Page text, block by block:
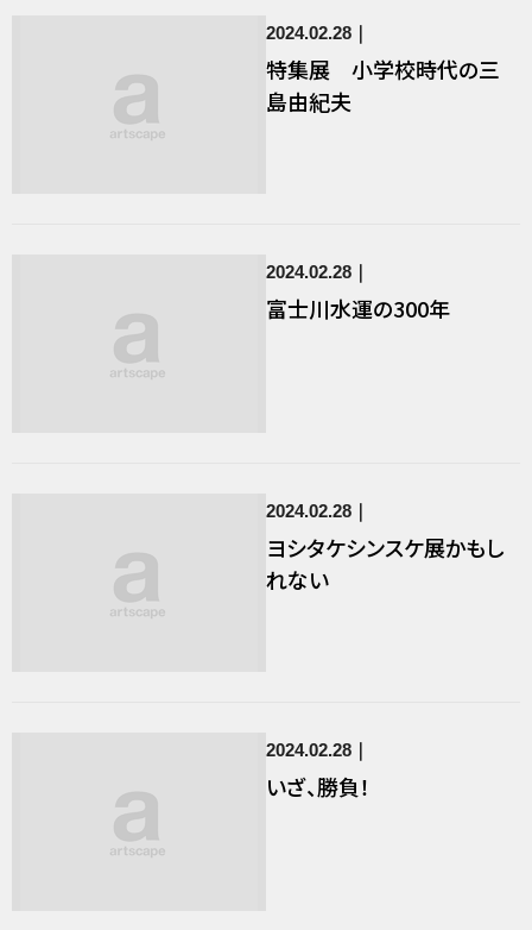
2024.02.28
特集展 小学校時代の三
島由紀夫
2024.02.28
富士川水運の300年
2024.02.28
ヨシタケシンスケ展かもし
れない
2024.02.28
いざ、勝負！